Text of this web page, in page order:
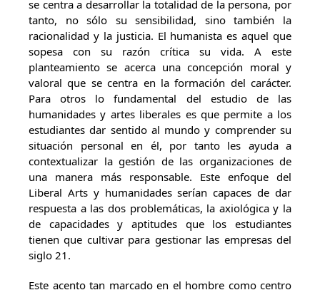
se centra a desarrollar la totalidad de la persona, por
tanto, no sólo su sensibilidad, sino también la
racionalidad y la justicia. El humanista es aquel que
sopesa con su razón crítica su vida. A este
planteamiento se acerca una concepción moral y
valoral que se centra en la formación del carácter.
Para otros lo fundamental del estudio de las
humanidades y artes liberales es que permite a los
estudiantes dar sentido al mundo y comprender su
situación personal en él, por tanto les ayuda a
contextualizar la gestión de las organizaciones de
una manera más responsable. Este enfoque del
Liberal Arts y humanidades serían capaces de dar
respuesta a las dos problemáticas, la axiológica y la
de capacidades y aptitudes que los estudiantes
tienen que cultivar para gestionar las empresas del
siglo 21.
Este acento tan marcado en el hombre como centro